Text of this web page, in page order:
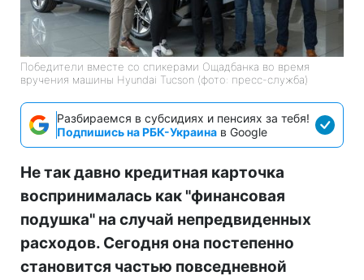
Победители вместе со спикерами Ощадбанка во время
вручения машины Hyundai Tucson (фото: пресс-служба)
Разбираемся в субсидиях и пенсиях за тебя!
Подпишись на РБК-Украина в Google
Не так давно кредитная карточка
воспринималась как "финансовая
подушка" на случай непредвиденных
расходов. Сегодня она постепенно
становится частью повседневной